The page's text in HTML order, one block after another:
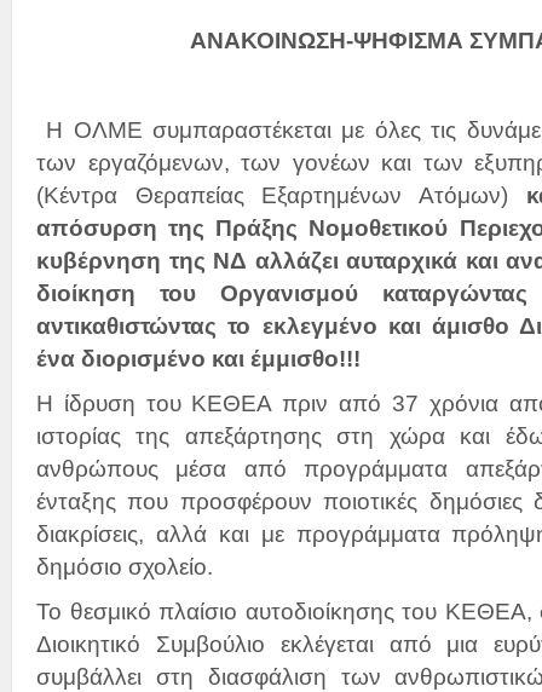
ΑΝΑΚΟΙΝΩΣΗ-ΨΗΦΙΣΜΑ
Η ΟΛΜΕ συμπαραστέκεται με όλες τις
των εργαζόμενων, των γονέων και των
(Κέντρα Θεραπείας Εξαρτημένων Ατόμων)
απόσυρση της Πράξης Νομοθετικού
κυβέρνηση της ΝΔ αλλάζει αυταρχικά και
διοίκηση του Οργανισμού καταργώντας
αντικαθιστώντας το εκλεγμένο και άμισθο
ένα διορισμένο και έμμισθο!!!
Η ίδρυση του ΚΕΘΕΑ πριν από 37 χρόνια
ιστορίας της απεξάρτησης στη χώρα και
ανθρώπους μέσα από προγράμματα
ένταξης που προσφέρουν ποιοτικές δημόσιες
διακρίσεις, αλλά και με προγράμματα
δημόσιο σχολείο.
Το θεσμικό πλαίσιο αυτοδιοίκησης του
Διοικητικό Συμβούλιο εκλέγεται από μια
συμβάλλει στη διασφάλιση των